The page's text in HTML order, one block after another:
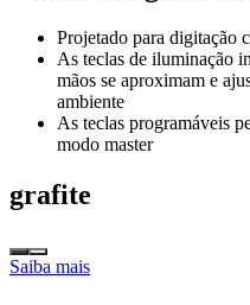
Projetado para digitação
As teclas de iluminação
mãos se aproximam e
ambiente
As teclas programáveis
modo master
grafite
Saiba mais